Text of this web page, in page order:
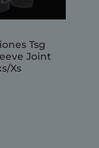
Tsg
Joint
Xs